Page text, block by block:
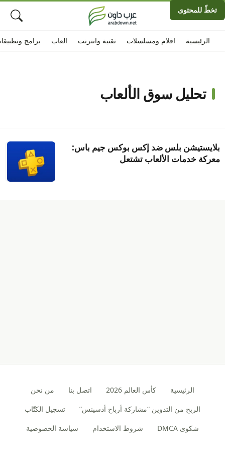
تخطّ للمحتوى
الرئيسية افلام ومسلسلات تقنية وانترنت العاب برامج
تحليل سوق الألعاب
بلايستيشن بلس ضد إكس بوكس جيم باس:
معركة خدمات الألعاب تشتعل
الرئيسية كأس العالم 2026 اتصل بنا
من نحن
الربح من التدوين “مشاركة أرباح أدسينس”
تسجيل الكتّاب
شكوى DMCA
شروط الاستخدام سياسة الخصوصية